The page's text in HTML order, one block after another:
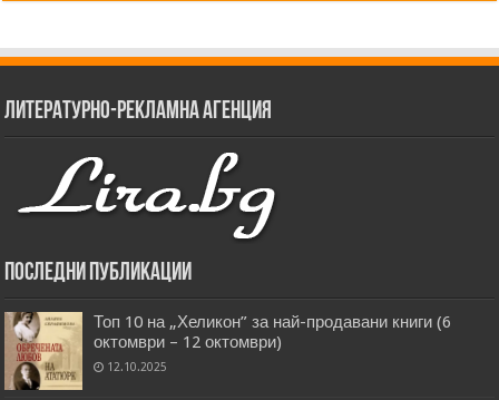
Литературно-рекламна агенция
Последни публикации
Топ 10 на „Хеликон” за най-продавани книги (6
октомври – 12 октомври)
12.10.2025